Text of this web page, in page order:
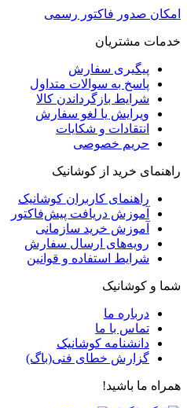
امکان صدور فاکتور رسمی
خدمات مشتریان
پیگیری سفارش
پاسخ به سوالات متداول
شرایط بازگرداندن کالا
ویرایش یا لغو سفارش
انتقادات و شکایات
حریم خصوصی
راهنمای خرید از کوشانیک
راهنمای کاربران کوشانیک
آموزش دریافت پیش‌فاکتور
آموزش خرید سازمانی
رویه‌های ارسال سفارش
شرایط استفاده و قوانین
شما و کوشانیک
درباره ما
تماس با ما
دانشنامه کوشانیک
گزارش خطای فنی(باگ)
همراه ما باشید!